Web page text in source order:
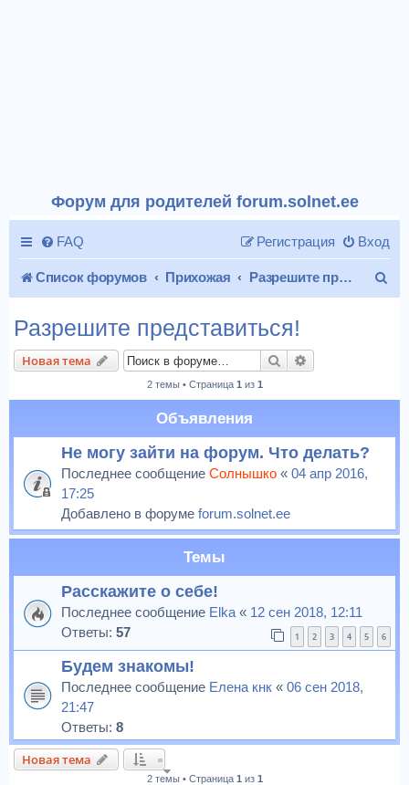
Форум для родителей forum.solnet.ee
FAQ Вход
Регистрация
Список форумов Прихожая Разрешите представиться!
к
Разрешите представиться!
Новая тема Поиск
2 темы • Страница 1 из 1
Объявления
Не могу зайти на форум. Что делать?
Последнее сообщение Солнышко « 04 апр 2016,
17:25
Добавлено в форуме forum.solnet.ee
Темы
Расскажите о себе!
Последнее сообщение Elka « 12 сен 2018, 12:11
Ответы: 57 1 2 3 4 5 6
Будем знакомы!
Последнее сообщение Елена кнк « 06 сен 2018,
21:47
Ответы: 8
Новая тема
2 темы • Страница 1 из 1